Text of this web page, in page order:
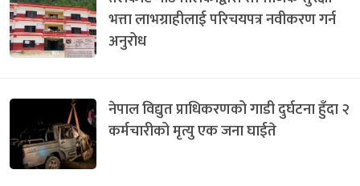
भत्ता लाभग्राहीलाई परिचयपत्र नवीकरण गर्न
अनुरोध
नेपाल विद्युत प्राधिकरणको गाडी दुर्घटना हुँदा २
कर्मचारीको मृत्यु एक जना घाईते